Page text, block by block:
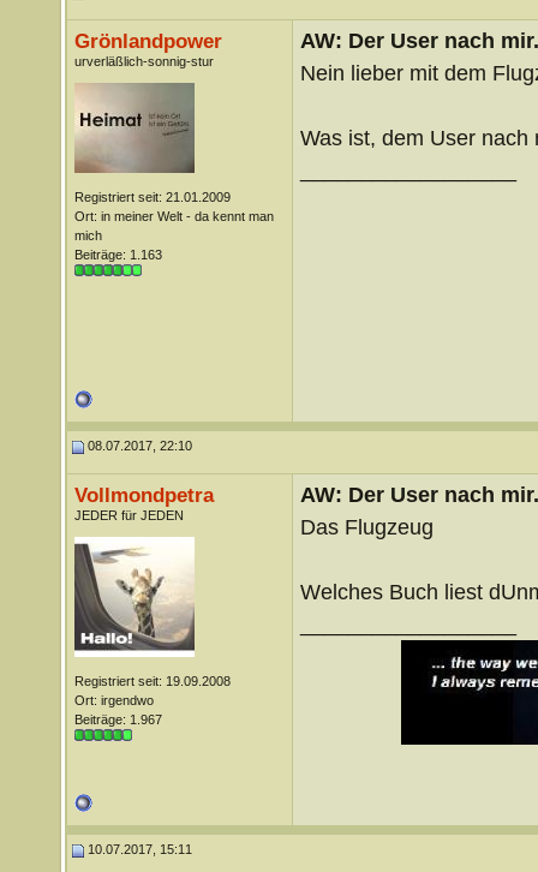
Grönlandpower
urverläßlich-sonnig-stur
Registriert seit: 21.01.2009
Ort: in meiner Welt - da kennt man
mich
Beiträge: 1.163
AW: Der User nach
Nein lieber mit dem
Was ist, dem User
08.07.2017, 22:10
Vollmondpetra
JEDER für JEDEN
Registriert seit: 19.09.2008
Ort: irgendwo
Beiträge: 1.967
AW: Der User nach
Das Flugzeug
Welches Buch liest
10.07.2017, 15:11